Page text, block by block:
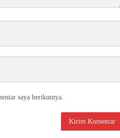
saya berikutnya.